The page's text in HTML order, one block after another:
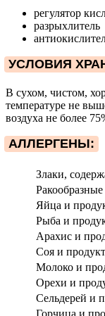
регулятор
разрыхлитель
УСЛОВИЯ
В сухом, чистом,
температуре не
воздуха не более
АЛЛЕРГЕНЫ:
Злаки,
Яйца и
Рыба и
Арахис и
Соя и
Молоко и
Орехи и
Сельдерей и